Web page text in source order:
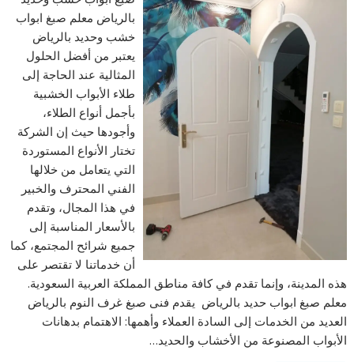
بالرياض معلم صبغ ابواب
خشب وحديد بالرياض
يعتبر من أفضل الحلول
المثالية عند الحاجة إلى
طلاء الأبواب الخشبية
بأجمل أنواع الطلاء،
وأجودها حيث إن الشركة
تختار الأنواع المستوردة
التي يتعامل من خلالها
الفني المحترف والخبير
في هذا المجال، وتقدم
بالأسعار المناسبة إلى
جميع شرائح المجتمع، كما
أن خدماتنا لا تقتصر على
هذه المدينة، وإنما تقدم في كافة مناطق المملكة العربية السعودية.
معلم صبغ ابواب حديد بالرياض يقدم فنى صبغ غرف النوم بالرياض
العديد من الخدمات إلى السادة العملاء وأهمها: الاهتمام بدهانات
الأبواب المصنوعة من الأخشاب والحديد…